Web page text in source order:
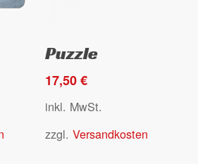
Produkt
weist
Varianten
auf.
Puzzle
17,50€
inkl. MwSt.
zzgl.Versandkosten